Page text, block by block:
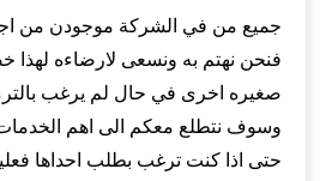
جميع من في الشركة موجودن من اجل
فنحن نهتم به ونسعى لارضاءه
صغيره اخرى في حال لم يرغب
وسوف نتطلع معكم الى اهم الخدمات
حتى اذا كنت ترغب بطلب احداها